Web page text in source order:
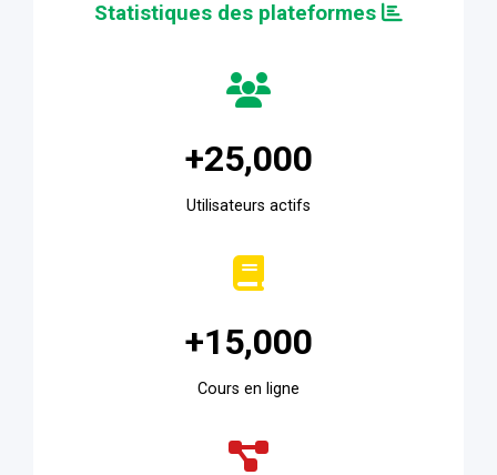
Statistiques des plateformes
25,000+
Utilisateurs actifs
15,000+
Cours en ligne